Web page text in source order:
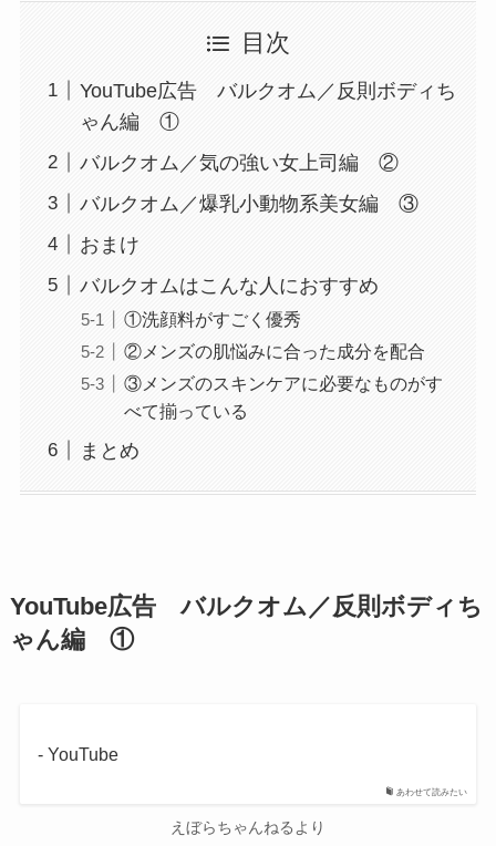
目次
YouTube広告 バルクオム／反則ボディち
ゃん編 ①
バルクオム／気の強い女上司編 ②
バルクオム／爆乳小動物系美女編 ③
おまけ
バルクオムはこんな人におすすめ
①洗顔料がすごく優秀
②メンズの肌悩みに合った成分を配合
③メンズのスキンケアに必要なものがす
べて揃っている
まとめ
YouTube広告 バルクオム／反則ボディち
ゃん編 ①
あわせて読みたい
- YouTube
えぼらちゃんねるより